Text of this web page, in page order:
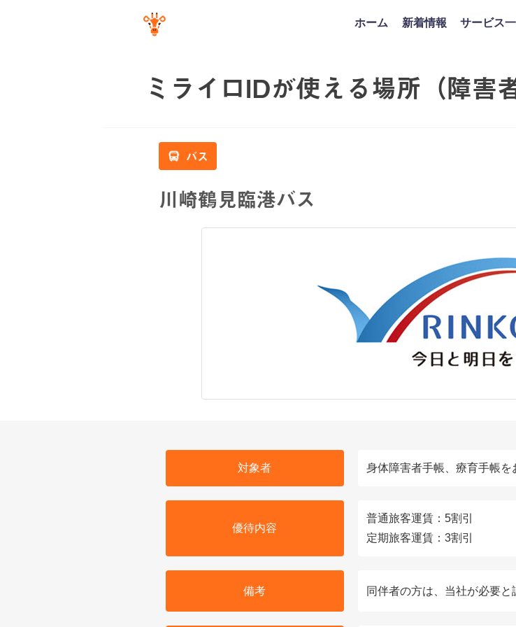
ホーム 新着情報 サービス
ミライロIDが使える場所（障害
バス
川崎鶴見臨港バス
対象者 身体障害者手帳、療育手帳
優待内容
普通旅客運賃：5割引
定期旅客運賃：3割引
備考 同伴者の方は、当社が必要と